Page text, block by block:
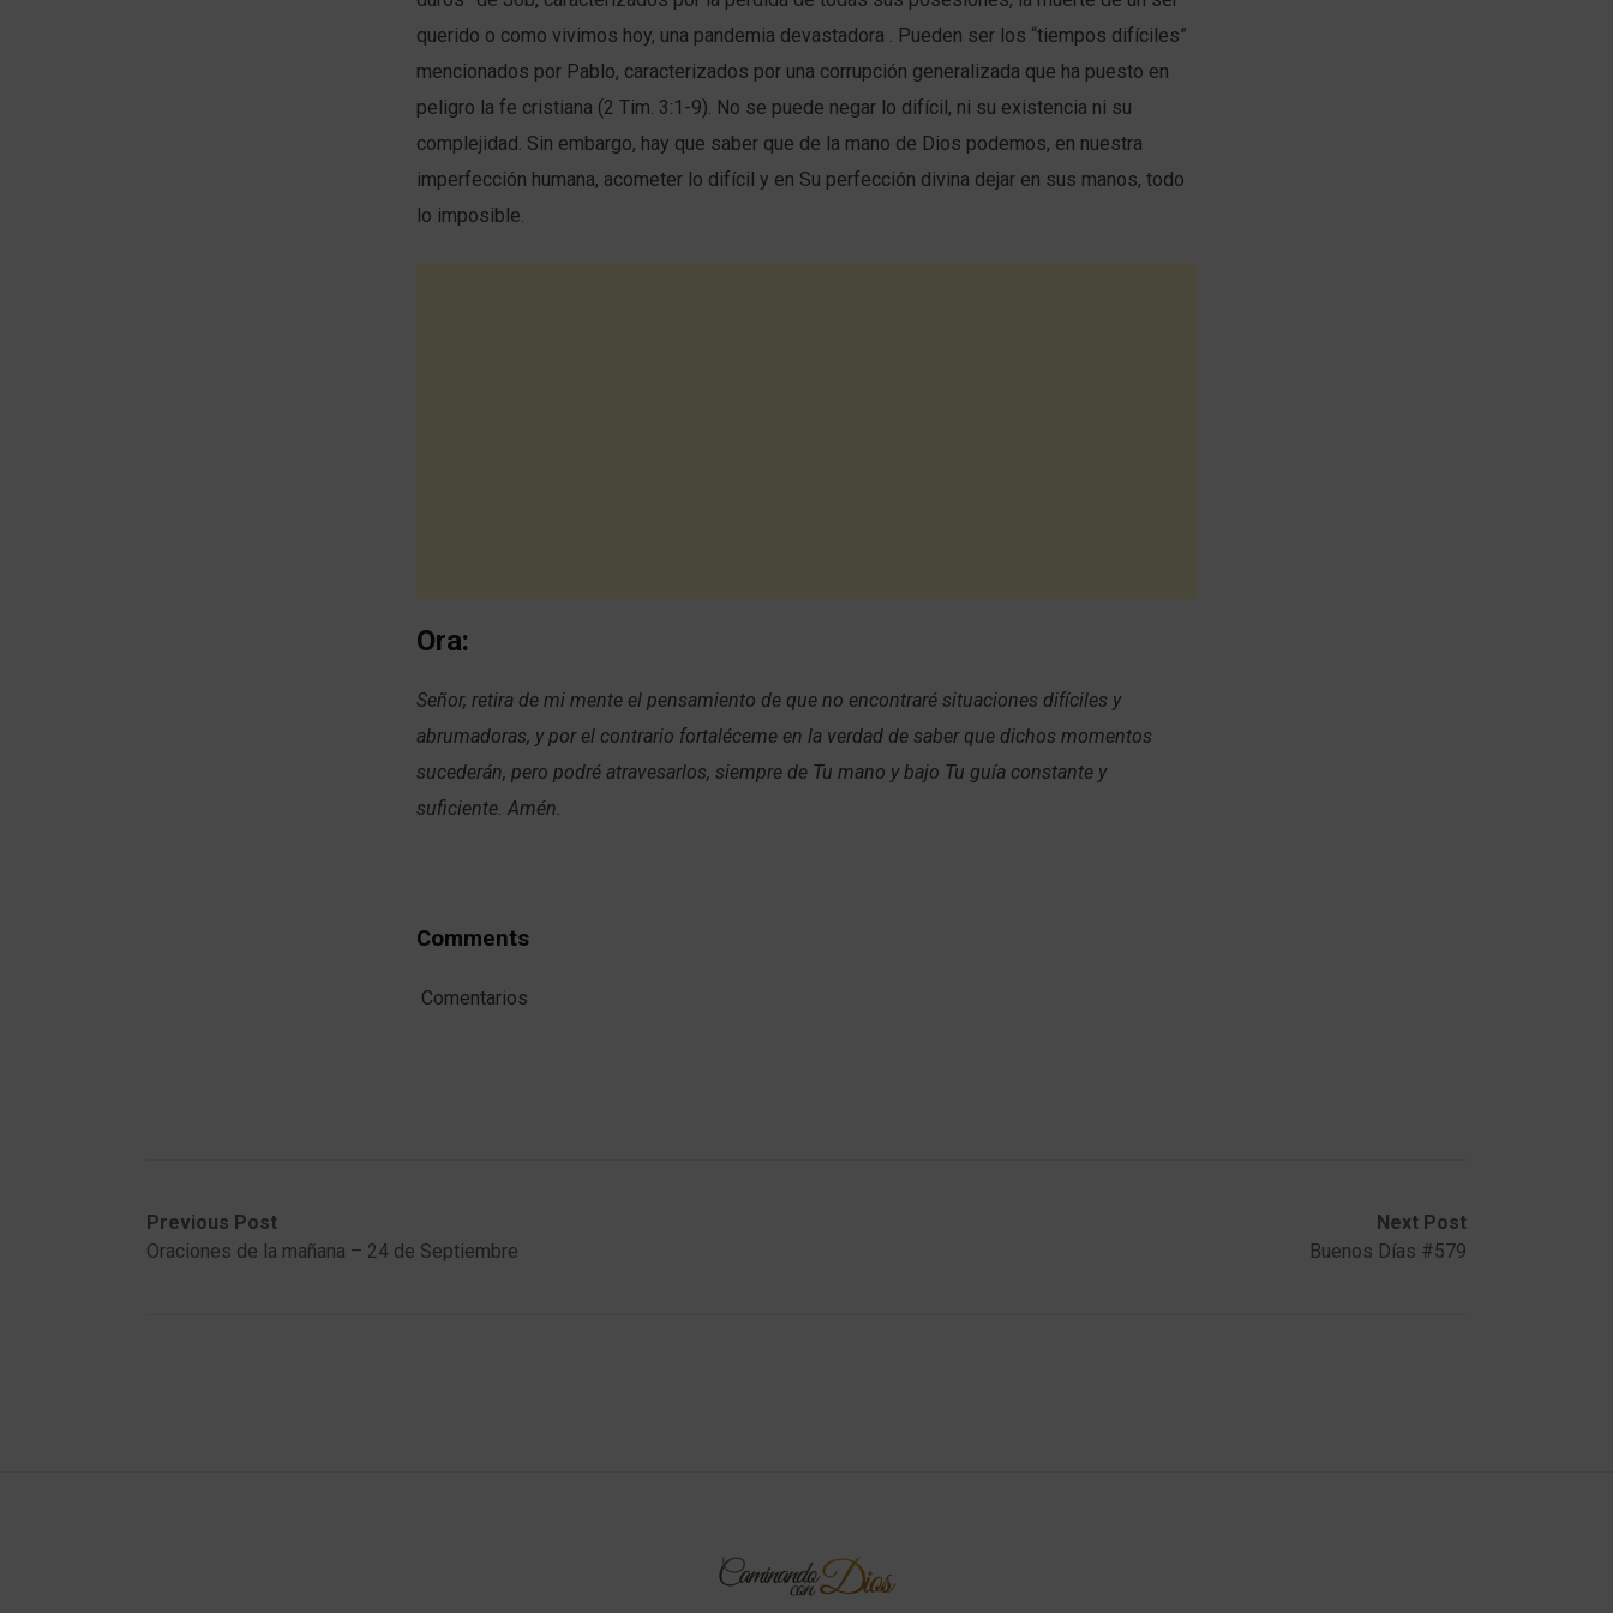
querido o como vivimos hoy, una pandemia devastadora . Pueden ser los “tiempos difíciles”
mencionados por Pablo, caracterizados por una corrupción generalizada que ha puesto en
peligro la fe cristiana (2 Tim. 3:1-9). No se puede negar lo difícil, ni su existencia ni su
complejidad. Sin embargo, hay que saber que de la mano de Dios podemos, en nuestra
imperfección humana, acometer lo difícil y en Su perfección divina dejar en sus manos, todo
lo imposible.
Ora:
Señor, retira de mi mente el pensamiento de que no encontraré situaciones difíciles y
abrumadoras, y por el contrario fortaléceme en la verdad de saber que dichos momentos
sucederán, pero podré atravesarlos, siempre de Tu mano y bajo Tu guía constante y
suficiente. Amén.
Comments
Comentarios
Previous Post
Oraciones de la mañana – 24 de Septiembre
Next Post
Buenos Días #579